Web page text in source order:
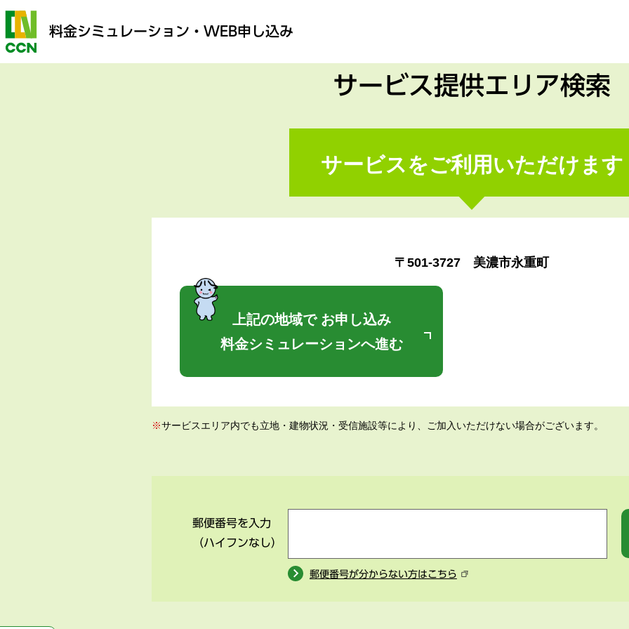
料金シミュレーション ・WEB申し込み
サービス提供エリア検索
サービスをご利用いただけます
〒501-3727 美濃市永重町
上記の地域で お申し込み
料金シミュレーションへ進む
※サービスエリア内でも立地・建物状況・受信施設等により、ご加入いただけない場合がございます。
郵便番号を入力
（ハイフンなし）
郵便番号が分からない方はこちら